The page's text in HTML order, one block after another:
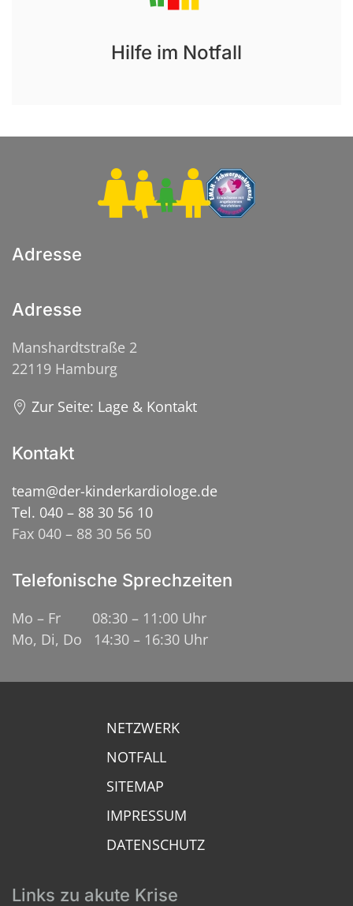
Hilfe im Notfall
Adresse
Adresse
Manshardtstraße 2
22119 Hamburg
Zur Seite: Lage & Kontakt
Kontakt
team@der-kinderkardiologe.de
Tel. 040 – 88 30 56 10
Fax 040 – 88 30 56 50
Telefonische Sprechzeiten
Mo – Fr 08:30 – 11:00 Uhr
Mo, Di, Do 14:30 – 16:30 Uhr
NETZWERK
NOTFALL
SITEMAP
IMPRESSUM
DATENSCHUTZ
Links zu akute Krise